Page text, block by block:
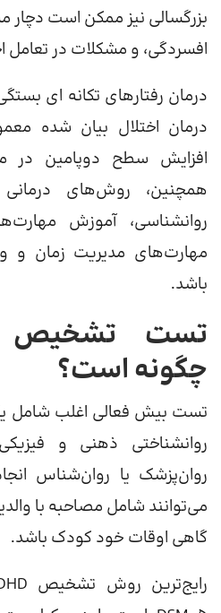
بزرگسالی نیز ممکن است
افسردگی، و مشکلات در تعامل
درمان رفتارهای تکانه ای
درمان اختلال بیان شده
افزایش سطح دوپامین در
همچنین، روش‌های درمانی
روانشناسی، آموزش
مهارت‌های مدیریت زمان و
باشد.
تست تشخیص
چگونه است؟
تست بیش فعالی اغلب شامل
روانشناختی ذهنی و
روان‌پزشک یا روان‌شناس
می‌توانند شامل مصاحبه با
گاهی اوقات خود کودک باشد.